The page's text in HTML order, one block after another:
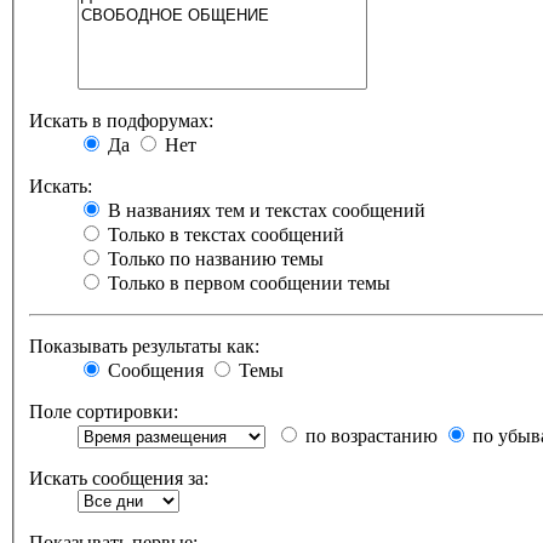
Искать в подфорумах:
Да
Нет
Искать:
В названиях тем и текстах сообщений
Только в текстах сообщений
Только по названию темы
Только в первом сообщении темы
Показывать результаты как:
Сообщения
Темы
Поле сортировки:
по возрастанию
по
Искать сообщения за: